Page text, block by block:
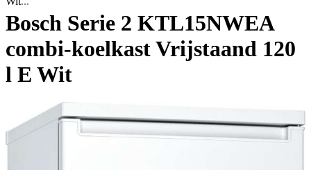
Bosch Serie 2 KTL15NWEA
combi-koelkast Vrijstaand 120
l E Wit